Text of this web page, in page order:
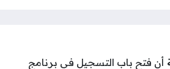
أن فتح باب التسجيل في برنامج